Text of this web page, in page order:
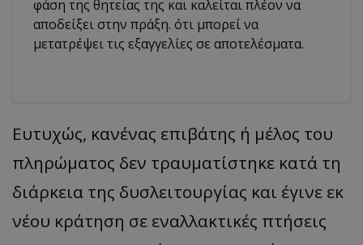
φάση της θητείας της και καλείται πλέον να
αποδείξει στην πράξη. ότι μπορεί να
μετατρέψει τις εξαγγελίες σε αποτελέσματα.
Ευτυχώς, κανένας επιβάτης ή μέλος του
πληρώματος δεν τραυματίστηκε κατά τη
διάρκεια της δυσλειτουργίας και έγινε εκ
νέου κράτηση σε εναλλακτικές πτήσεις